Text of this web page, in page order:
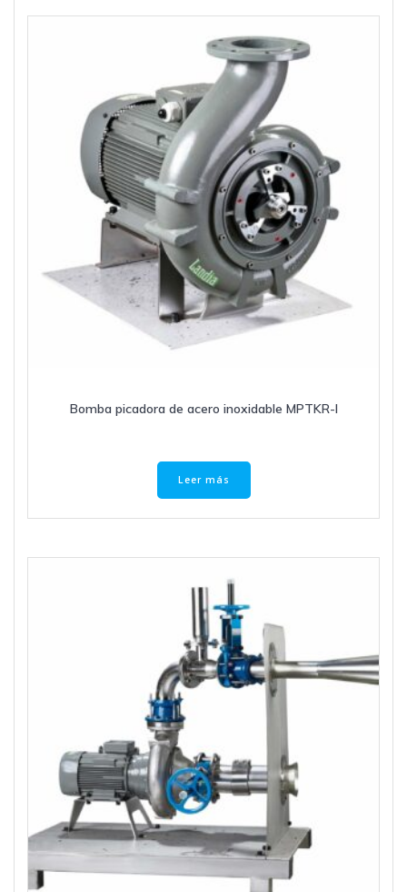
Bomba picadora de acero inoxidable MPTKR-I
Leer más